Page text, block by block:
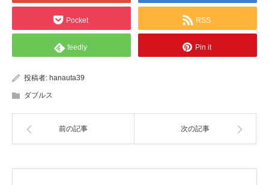
Pocket RSS
feedly Pin it
投稿者: hanauta39
ダブルス
前の記事 次の記事